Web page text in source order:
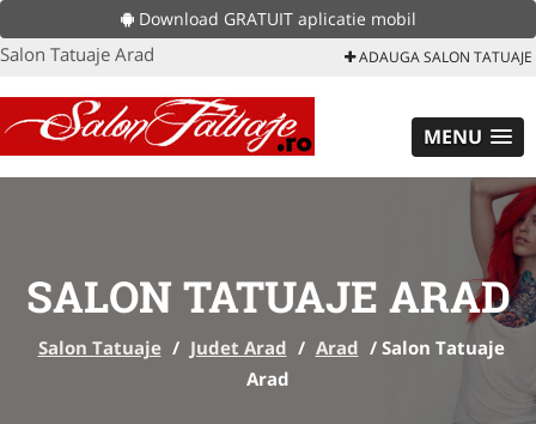
Download GRATUIT aplicatie mobil
Salon Tatuaje Arad ADAUGA SALON TATUAJE
MENU
SALON TATUAJE ARAD
Salon Tatuaje / Judet Arad / Arad / Salon Tatuaje
Arad